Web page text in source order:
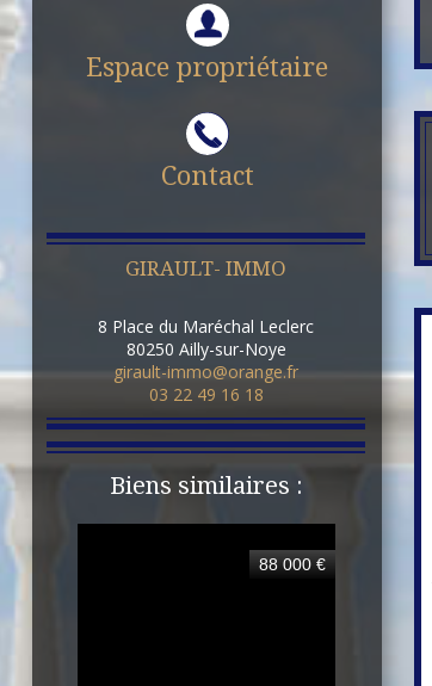
Espace propriétaire
Contact
GIRAULT- IMMO
8 Place du Maréchal Leclerc
80250 Ailly-sur-Noye
girault-immo@orange.fr
03 22 49 16 18
Biens similaires :
88 000 €